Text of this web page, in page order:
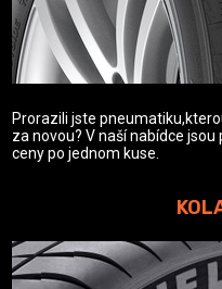
Prorazili jste
za novou? V naší nabídce
ceny po jednom kuse.